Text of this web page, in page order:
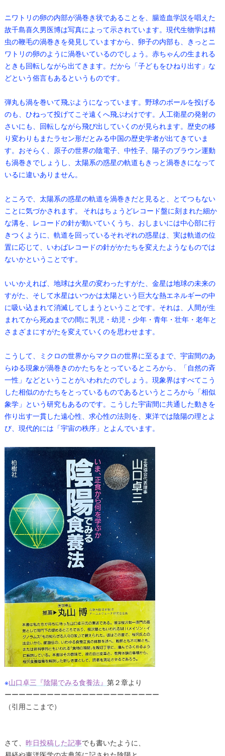
ニワトリの卵の内部が渦巻き状であることを、腸造血学説を唱えた
故千島喜久男医博は写真によって示されています。現代生物学は精
虫の鞭毛の渦巻きを発見していますから、卵子の内部も、きっとニ
ワトリの卵のように渦巻いているのでしょう。赤ちゃんの生まれる
ときも回転しながら出てきます。だから「子どもをひねり出す」な
どという俗言もあるというものです。
弾丸も渦を巻いて飛ぶようになっています。野球のボールを投げる
のも、ひねって投げてこそ遠くへ飛ぶわけです。人工衛星の発射の
さいにも、回転しながら飛び出していくのが見られます。歴史の移
り変わりもまたラセン形だとみる中国の歴史学者が出てきていま
す。おそらく、原子の世界の陰電子、中性子、陽子のブラウン運動
も渦巻きでしょうし、太陽系の惑星の軌道もきっと渦巻きになって
いるに違いありません。
ところで、太陽系の惑星の軌道を渦巻きだと見ると、とてつもない
ことに気づかされます。 それはちょうどレコード盤に刻まれた細か
な溝を、レコードの針が動いていくうち、おしまいには中心部に行
きつくように、軌道を回っているそれぞれの惑星は、実は軌道の位
置に応じて、いわばレコードの針がかたちを変えたようなものでは
ないかということです。
いいかえれば、地球は火星の変わったすがた、金星は地球の未来の
すがた、そして水星はいつかは太陽という巨大な熱エネルギーの中
に吸い込まれて消滅してしまうということです。それは、人間が生
まれてから死ぬまでの間に 乳児・幼児・少年・青年・壮年・老年と
さまざまにすがたを変えていくのを思わせます。
こうして、ミクロの世界からマクロの世界に至るまで、宇宙間のあ
らゆる現象が渦巻きのかたちをとっているところから、「自然の斉
一性」などということがいわれたのでしょう。現象界はすべてこう
した相似のかたちをとっているものであるというところから「相似
象学」という研究もあるのです。こうした宇宙間に共通した動きを
作り出す一貫した遠心性、求心性の法則を、東洋では陰陽の理とよ
び、現代的には「宇宙の秩序」とよんでいます。
※山口卓三『陰陽でみる食養法』第２章より
ーーーーーーーーーーーーーーーーーーーーーー
（引用ここまで）
さて、 昨日投稿した記事でも書いたように、